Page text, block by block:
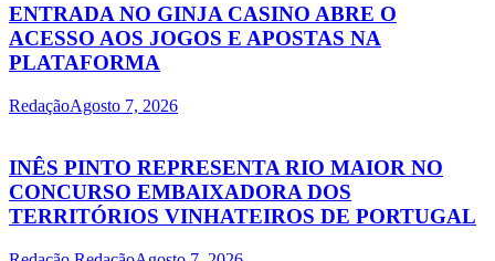
ENTRADA NO GINJA CASINO ABRE O
ACESSO AOS JOGOS E APOSTAS NA
PLATAFORMA
RedaçãoAgosto 7, 2026
INÊS PINTO REPRESENTA RIO MAIOR NO
CONCURSO EMBAIXADORA DOS
TERRITÓRIOS VINHATEIROS DE PORTUGAL